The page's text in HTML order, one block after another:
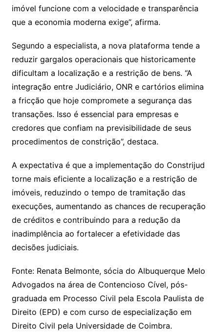
imóvel funcione com a velocidade e transparência
que a economia moderna exige”, afirma.
Segundo a especialista, a nova plataforma tende a
reduzir gargalos operacionais que historicamente
dificultam a localização e a restrição de bens. “A
integração entre Judiciário, ONR e cartórios elimina
a fricção que hoje compromete a segurança das
transações. Isso é essencial para empresas e
credores que confiam na previsibilidade de seus
procedimentos de constrição”, destaca.
A expectativa é que a implementação do Constrijud
torne mais eficiente a localização e a restrição de
imóveis, reduzindo o tempo de tramitação das
execuções, aumentando as chances de recuperação
de créditos e contribuindo para a redução da
inadimplência ao fortalecer a efetividade das
decisões judiciais.
Fonte: Renata Belmonte,sócia do Albuquerque Melo
Advogados na área de Contencioso Cível, pós-
graduada em Processo Civil pela Escola Paulista de
Direito (EPD) e com curso de especialização em
Direito Civil pela Universidade de Coimbra.